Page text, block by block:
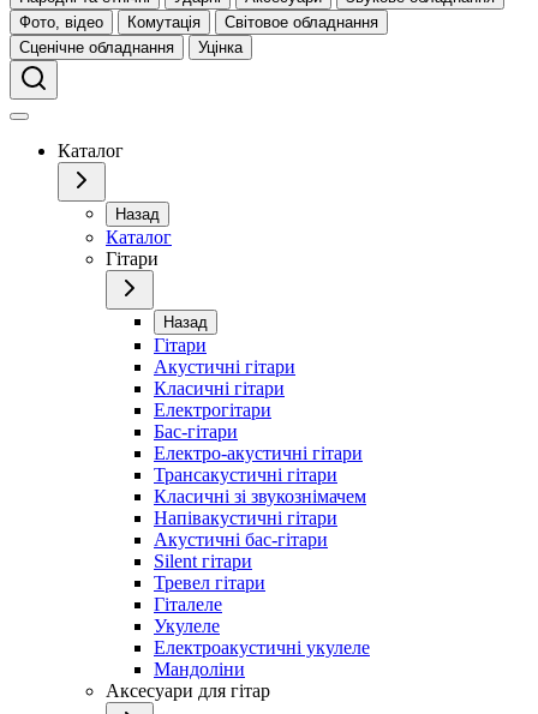
Фото, відео
Комутація
Світовое обладнання
Сценічне обладнання
Уцінка
Каталог
Назад
Каталог
Гітари
Назад
Гітари
Акустичні гітари
Класичні гітари
Електрогітари
Бас-гітари
Електро-акустичні гітари
Трансакустичні гітари
Класичні зі звукознімачем
Напівакустичні гітари
Акустичні бас-гітари
Silent гітари
Тревел гітари
Гіталеле
Укулеле
Електроакустичні укулеле
Мандоліни
Аксесуари для гітар